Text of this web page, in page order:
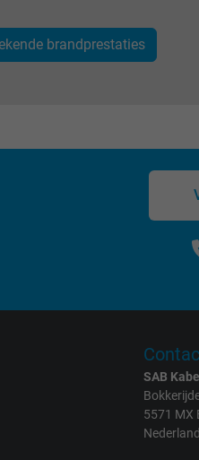
brandprestaties
SAB
5571 MX
Nederland